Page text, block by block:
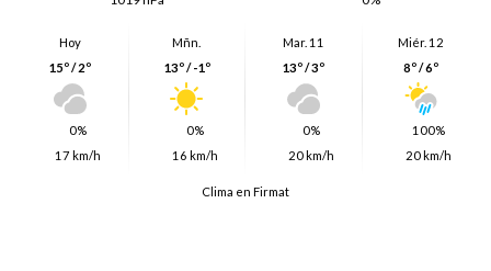
Hoy
15º / 2º
0%
17 km/h
Mñn.
13º / -1º
0%
16 km/h
Mar. 11
13º / 3º
0%
20 km/h
Miér. 12
8º / 6º
100%
20 km/h
Clima en Firmat